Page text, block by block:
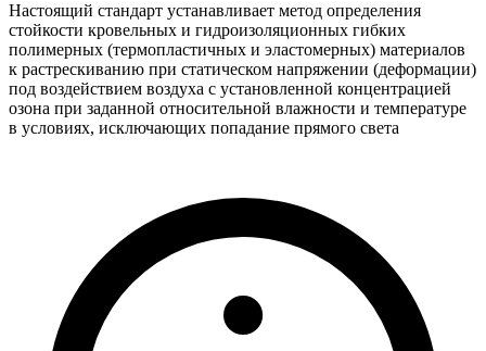
Настоящий стандарт устанавливает метод определения
стойкости кровельных и гидроизоляционных гибких
полимерных (термопластичных и эластомерных) материалов
к растрескиванию при статическом напряжении (деформации)
под воздействием воздуха с установленной концентрацией
озона при заданной относительной влажности и температуре
в условиях, исключающих попадание прямого света